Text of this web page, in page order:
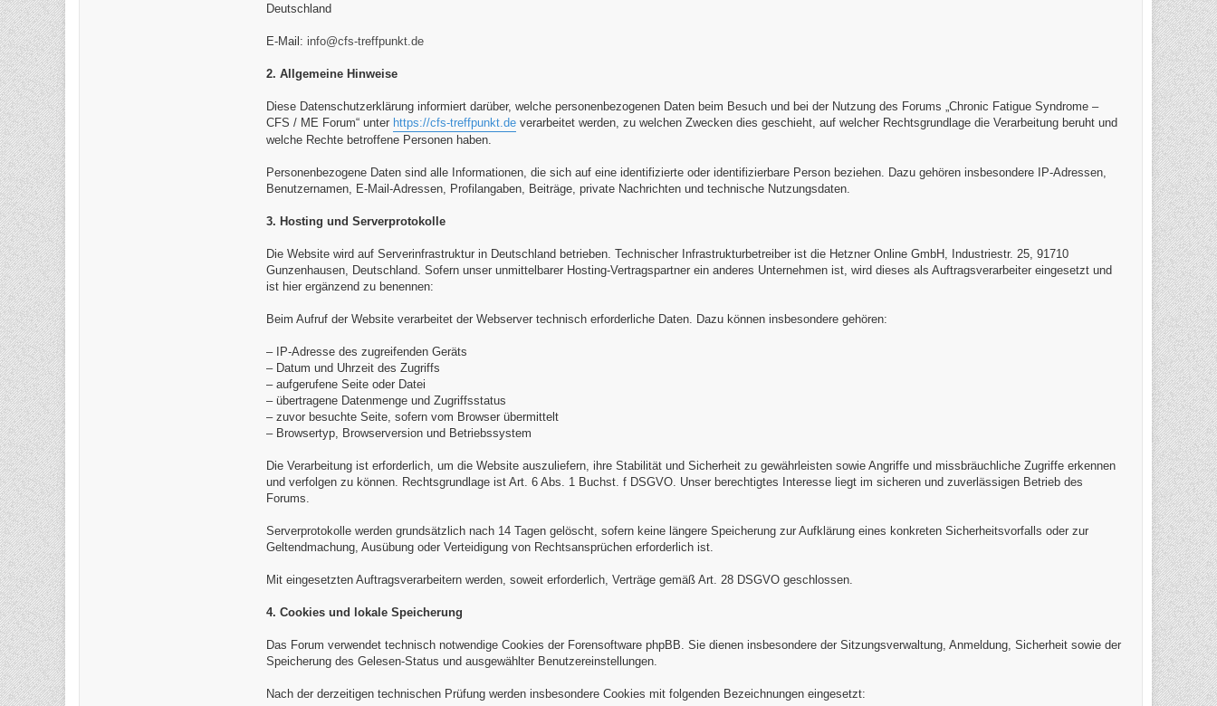
Deutschland
E-Mail: info@cfs-treffpunkt.de
2. Allgemeine Hinweise
Diese Datenschutzerklärung informiert darüber, welche personenbezogenen Daten beim Besuch und bei der Nutzung des Forums „Chronic Fatigue Syndrome –
CFS / ME Forum“ unter https://cfs-treffpunkt.de verarbeitet werden, zu welchen Zwecken dies geschieht, auf welcher Rechtsgrundlage die Verarbeitung beruht und
welche Rechte betroffene Personen haben.
Personenbezogene Daten sind alle Informationen, die sich auf eine identifizierte oder identifizierbare Person beziehen. Dazu gehören insbesondere IP-Adressen,
Benutzernamen, E-Mail-Adressen, Profilangaben, Beiträge, private Nachrichten und technische Nutzungsdaten.
3. Hosting und Serverprotokolle
Die Website wird auf Serverinfrastruktur in Deutschland betrieben. Technischer Infrastrukturbetreiber ist die Hetzner Online GmbH, Industriestr. 25, 91710
Gunzenhausen, Deutschland. Sofern unser unmittelbarer Hosting-Vertragspartner ein anderes Unternehmen ist, wird dieses als Auftragsverarbeiter eingesetzt und
ist hier ergänzend zu benennen:
Beim Aufruf der Website verarbeitet der Webserver technisch erforderliche Daten. Dazu können insbesondere gehören:
– IP-Adresse des zugreifenden Geräts
– Datum und Uhrzeit des Zugriffs
– aufgerufene Seite oder Datei
– übertragene Datenmenge und Zugriffsstatus
– zuvor besuchte Seite, sofern vom Browser übermittelt
– Browsertyp, Browserversion und Betriebssystem
Die Verarbeitung ist erforderlich, um die Website auszuliefern, ihre Stabilität und Sicherheit zu gewährleisten sowie Angriffe und missbräuchliche Zugriffe erkennen
und verfolgen zu können. Rechtsgrundlage ist Art. 6 Abs. 1 Buchst. f DSGVO. Unser berechtigtes Interesse liegt im sicheren und zuverlässigen Betrieb des
Forums.
Serverprotokolle werden grundsätzlich nach 14 Tagen gelöscht, sofern keine längere Speicherung zur Aufklärung eines konkreten Sicherheitsvorfalls oder zur
Geltendmachung, Ausübung oder Verteidigung von Rechtsansprüchen erforderlich ist.
Mit eingesetzten Auftragsverarbeitern werden, soweit erforderlich, Verträge gemäß Art. 28 DSGVO geschlossen.
4. Cookies und lokale Speicherung
Das Forum verwendet technisch notwendige Cookies der Forensoftware phpBB. Sie dienen insbesondere der Sitzungsverwaltung, Anmeldung, Sicherheit sowie der
Speicherung des Gelesen-Status und ausgewählter Benutzereinstellungen.
Nach der derzeitigen technischen Prüfung werden insbesondere Cookies mit folgenden Bezeichnungen eingesetzt: